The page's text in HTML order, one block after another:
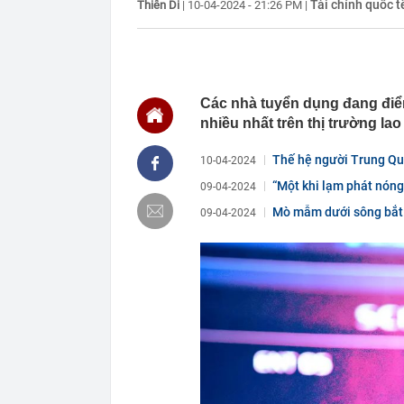
15:40
Loạt lãnh đạo
Một tài
thác dưới 1
tức quan tâm
xe
khác biệt về
15:29
Trả hồ sơ
AI bên trong
15:22
Đừng chỉ
tích ít ai biết:
15:19
1 tài khoản
đồng chuyển
15:17
Hình ảnh khó
Thiên Di | 10-04-2024 - 21:26 PM | Tài chính quốc
Các nhà tuyển dụng đang
nhiều nhất trên thị trường
10-04-2024 Thế hệ người Trung
09-04-2024 “Một khi lạm phát
09-04-2024 Mò mẫm dưới sông